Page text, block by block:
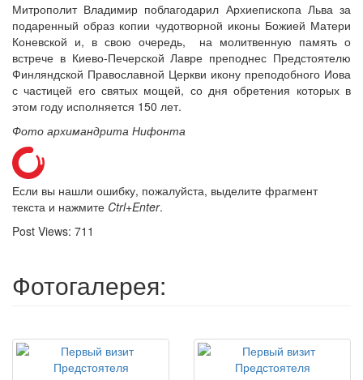
Митрополит Владимир поблагодарил Архиепископа Льва за
подаренный образ копии чудотворной иконы Божией Матери
Коневской и, в свою очередь, на молитвенную память о
встрече в Киево-Печерской Лавре преподнес Предстоятелю
Финляндской Православной Церкви икону преподобного Иова
с частицей его святых мощей, со дня обретения которых в
этом году исполняется 150 лет.
Фото архимандрита Нифонта
Если вы нашли ошибку, пожалуйста, выделите фрагмент
текста и нажмите Ctrl+Enter.
Post Views: 711
Фотогалерея: